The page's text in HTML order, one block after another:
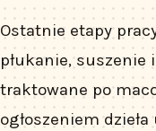
Ostatnie etapy
płukanie, suszenie
traktowane po
ogłoszeniem